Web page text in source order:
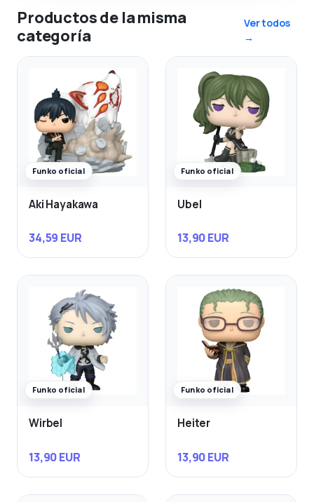
Productos de la misma
categoría
Ver todos
→
Funko oficial
Aki Hayakawa
34,59 EUR
Funko oficial
Ubel
13,90 EUR
Funko oficial
Wirbel
13,90 EUR
Funko oficial
Heiter
13,90 EUR